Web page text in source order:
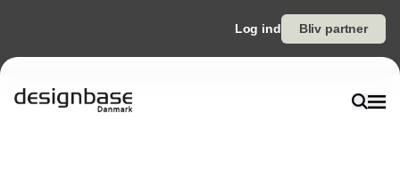
Log ind Bliv partner